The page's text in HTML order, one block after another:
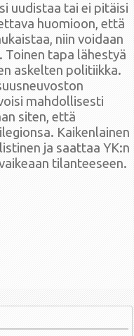
uudistaa tai ei pitäisi
huomioon, että
niin voidaan
Toinen tapa lähestyä
askelten politiikka.
mahdollisesti
siten, että
Kaikenlainen
ja saattaa YK:n
tilanteeseen.